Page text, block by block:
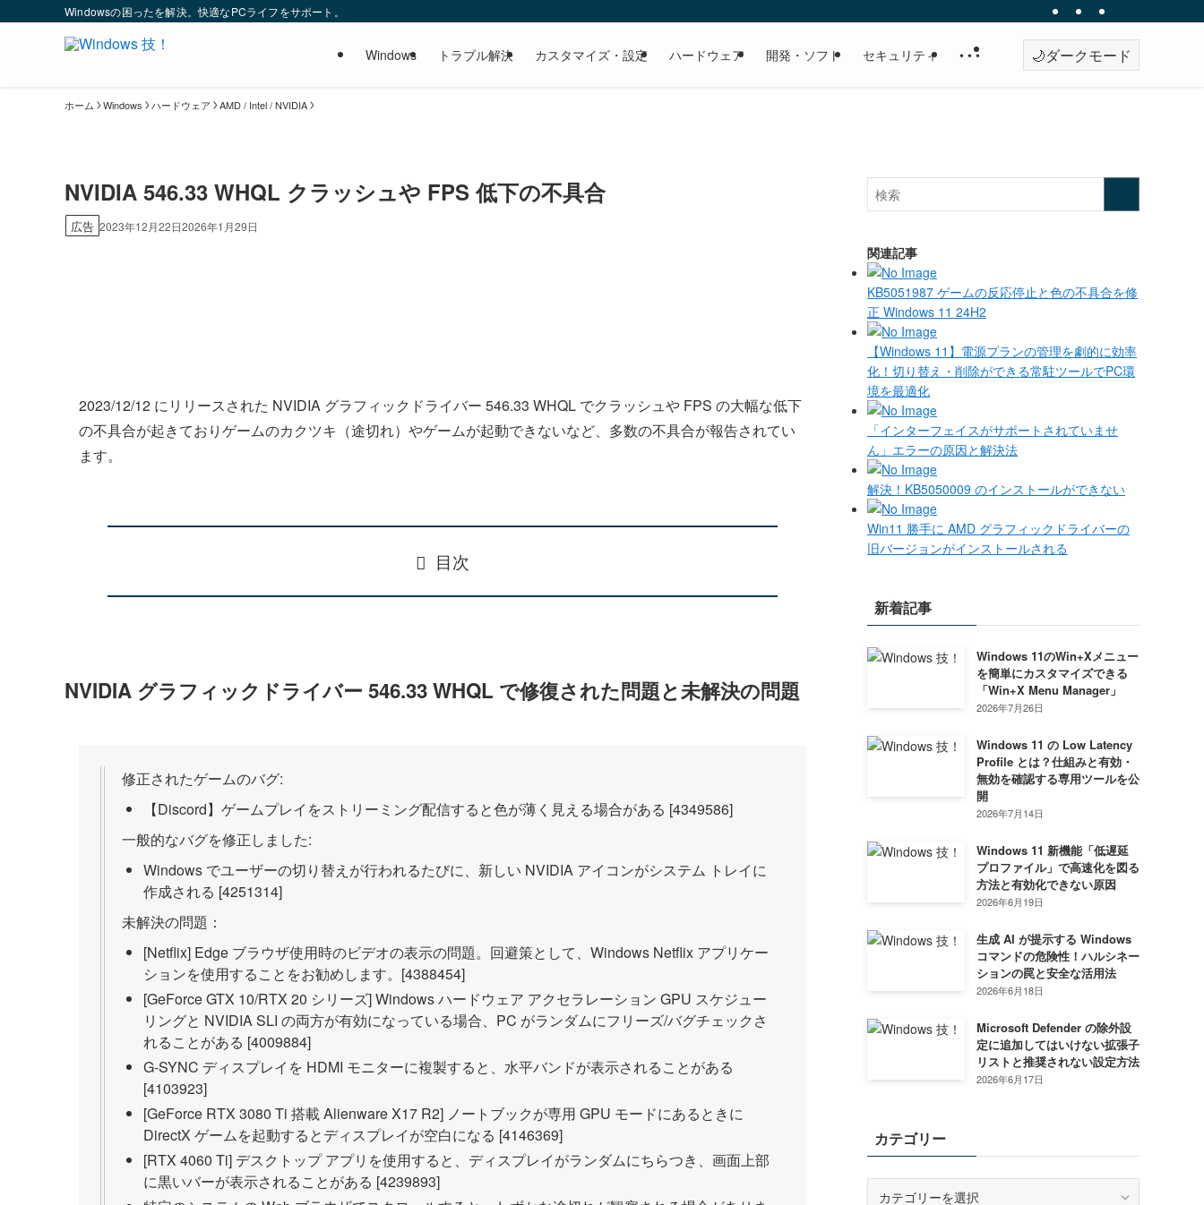
Windowsの困ったを解決。快適なPCライフをサポート。
Windows トラブル解決 カスタマイズ・設定 ハードウェア 開発・ソフト セキュリティ • • • 🌙ダークモード
ホーム Windows ハードウェア AMD / Intel / NVIDIA
NVIDIA 546.33 WHQL クラッシュや FPS 低下の不具合
広告 2023年12月22日2026年1月29日
2023/12/12 にリリースされた NVIDIA グラフィックドライバー 546.33 WHQL でクラッシュや FPS の大幅な低下
の不具合が起きておりゲームのカクツキ（途切れ）やゲームが起動できないなど、多数の不具合が報告されてい
ます。
目次
NVIDIA グラフィックドライバー 546.33 WHQL で修復された問題と未解決の問題
修正されたゲームのバグ:
【Discord】ゲームプレイをストリーミング配信すると色が薄く見える場合がある [4349586]
一般的なバグを修正しました:
Windows でユーザーの切り替えが行われるたびに、新しい NVIDIA アイコンがシステム トレイに
作成される [4251314]
未解決の問題：
[Netflix] Edge ブラウザ使用時のビデオの表示の問題。回避策として、Windows Netflix アプリケー
ションを使用することをお勧めします。[4388454]
[GeForce GTX 10/RTX 20 シリーズ] Windows ハードウェア アクセラレーション GPU スケジュー
リングと NVIDIA SLI の両方が有効になっている場合、PC がランダムにフリーズ/バグチェックさ
れることがある [4009884]
G-SYNC ディスプレイを HDMI モニターに複製すると、水平バンドが表示されることがある
[4103923]
[GeForce RTX 3080 Ti 搭載 Alienware X17 R2] ノートブックが専用 GPU モードにあるときに
DirectX ゲームを起動するとディスプレイが空白になる [4146369]
[RTX 4060 Ti] デスクトップ アプリを使用すると、ディスプレイがランダムにちらつき、画面上部
に黒いバーが表示されることがある [4239893]
関連記事
KB5051987 ゲームの反応停止と色の不具合を修
正 Windows 11 24H2
【Windows 11】電源プランの管理を劇的に効率
化！切り替え・削除ができる常駐ツールでPC環
境を最適化
「インターフェイスがサポートされていませ
ん」エラーの原因と解決法
解決！KB5050009 のインストールができない
Win11 勝手に AMD グラフィックドライバーの
旧バージョンがインストールされる
新着記事
Windows 11のWin+Xメニュー
を簡単にカスタマイズできる
「Win+X Menu Manager」
2026年7月26日
Windows 11 の Low Latency
Profile とは？仕組みと有効・
無効を確認する専用ツールを公
開
2026年7月14日
Windows 11 新機能「低遅延
プロファイル」で高速化を図る
方法と有効化できない原因
2026年6月19日
生成 AI が提示する Windows
コマンドの危険性！ハルシネー
ションの罠と安全な活用法
2026年6月18日
Microsoft Defender の除外設
定に追加してはいけない拡張子
リストと推奨されない設定方法
2026年6月17日
カテゴリー